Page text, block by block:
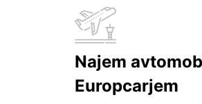
Najem
Europcarjem